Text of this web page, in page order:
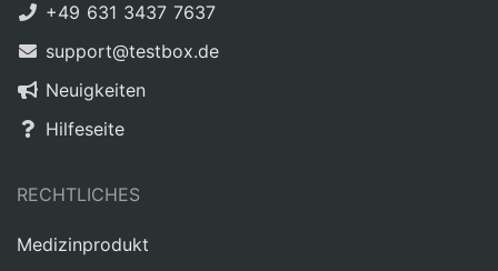
+49 631 3437 7637
support@testbox.de
Neuigkeiten
Hilfeseite
RECHTLICHES
Medizinprodukt